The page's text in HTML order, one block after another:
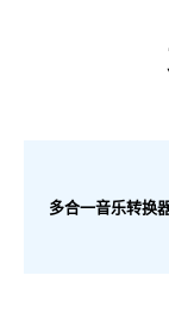
多合一音乐转换